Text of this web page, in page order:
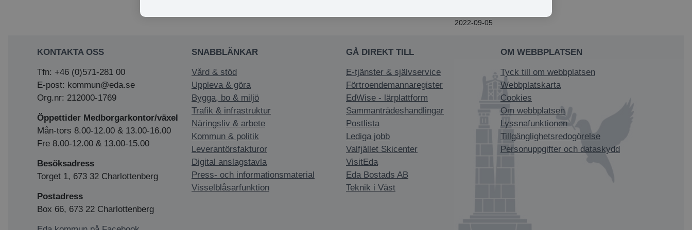
2022-09-05
KONTAKTA OSS
Tfn: +46 (0)571-281 00
E-post: kommun@eda.se
Org.nr: 212000-1769
Öppettider Medborgarkontor/växel
Mån-tors 8.00-12.00 & 13.00-16.00
Fre 8.00-12.00 & 13.00-15.00
Besöksadress
Torget 1, 673 32 Charlottenberg
Postadress
Box 66, 673 22 Charlottenberg
SNABBLÄNKAR
Vård & stöd
Uppleva & göra
Bygga, bo & miljö
Trafik & infrastruktur
Näringsliv & arbete
Kommun & politik
Leverantörsfakturor
Digital anslagstavla
Press- och informationsmaterial
Visselblåsarfunktion
GÅ DIREKT TILL
E-tjänster & självservice
Förtroendemannaregister
EdWise - lärplattform
Sammanträdeshandlingar
Postlista
Lediga jobb
Valfjället Skicenter
VisitEda
Eda Bostads AB
Teknik i Väst
OM WEBBPLATSEN
Tyck till om webbplatsen
Webbplatskarta
Cookies
Om webbplatsen
Lyssnafunktionen
Tillgänglighetsredogörelse
Personuppgifter och dataskydd